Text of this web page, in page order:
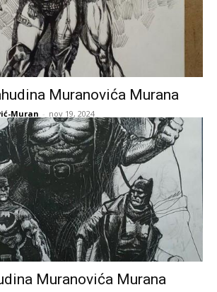
Muranovića Murana
Muran - nov 19, 2024
Muranovića Murana